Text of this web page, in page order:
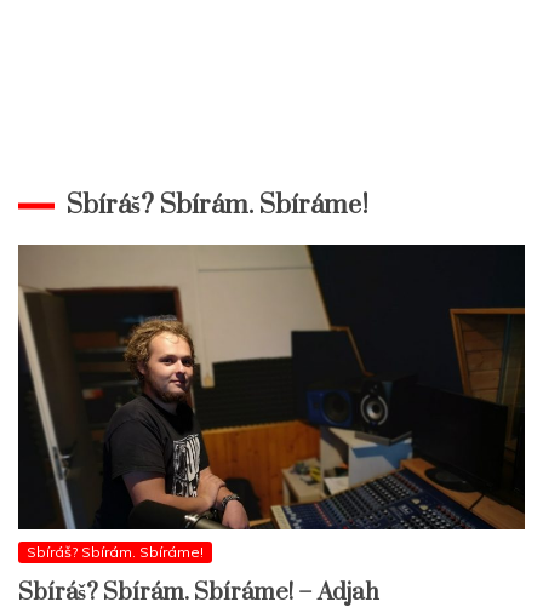
Sbíráš? Sbírám. Sbíráme!
Sbíráš? Sbírám. Sbíráme!
Sbíráš? Sbírám. Sbíráme! – Adjah